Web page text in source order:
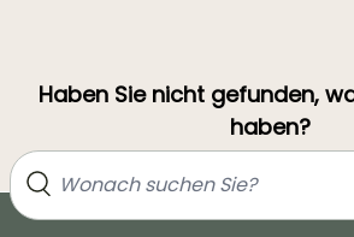
Haben Sie nicht gefunden,
haben?